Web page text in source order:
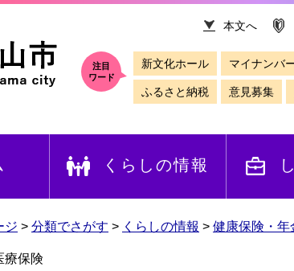
本文へ
注目
ワード
新文化ホール マイナンバ
ふるさと納税 意見募集
くらしの情報
ジ > 分類でさがす > くらしの情報 > 健康保険・年
療保険